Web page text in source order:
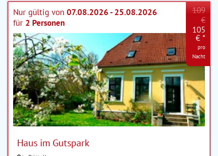
Nur gültig von 07.08.2026 - 25.08.2026
für 2 Personen
Haus im Gutspark
109
€
105
€ *
pro
Nacht